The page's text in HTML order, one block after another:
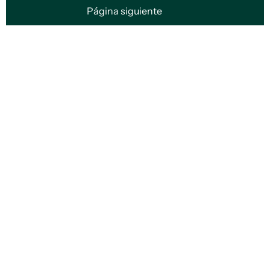
Página siguiente